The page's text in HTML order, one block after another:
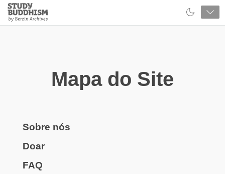
Close
Study
Buddhism
Mapa do Site
Sobre nós
Doar
FAQ